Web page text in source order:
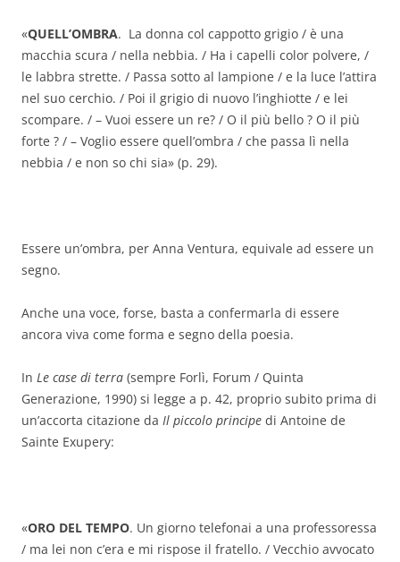
«QUELL’OMBRA. La donna col cappotto grigio / è una
macchia scura / nella nebbia. / Ha i capelli color polvere, /
le labbra strette. / Passa sotto al lampione / e la luce l’attira
nel suo cerchio. / Poi il grigio di nuovo l’inghiotte / e lei
scompare. / – Vuoi essere un re? / O il più bello ? O il più
forte ? / – Voglio essere quell’ombra / che passa lì nella
nebbia / e non so chi sia» (p. 29).
Essere un’ombra, per Anna Ventura, equivale ad essere un
segno.
Anche una voce, forse, basta a confermarla di essere
ancora viva come forma e segno della poesia.
In Le case di terra (sempre Forlì, Forum / Quinta
Generazione, 1990) si legge a p. 42, proprio subito prima di
un’accorta citazione da Il piccolo principe di Antoine de
Sainte Exupery:
«ORO DEL TEMPO. Un giorno telefonai a una professoressa
/ ma lei non c’era e mi rispose il fratello. / Vecchio avvocato